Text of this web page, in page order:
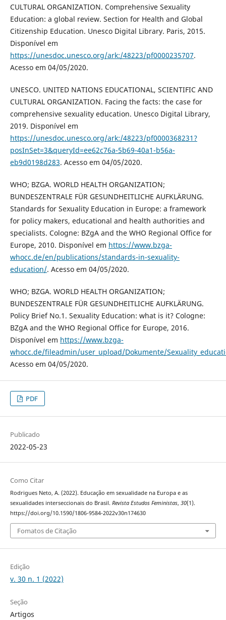
CULTURAL ORGANIZATION. Comprehensive Sexuality
Education: a global review. Section for Health and Global
Citizenship Education. Unesco Digital Library. Paris, 2015.
Disponível em
https://unesdoc.unesco.org/ark:/48223/pf0000235707.
Acesso em 04/05/2020.
UNESCO. UNITED NATIONS EDUCATIONAL, SCIENTIFIC AND
CULTURAL ORGANIZATION. Facing the facts: the case for
comprehensive sexuality education. Unesco Digital Library,
2019. Disponível em
https://unesdoc.unesco.org/ark:/48223/pf0000368231?
posInSet=3&queryId=ee62c76a-5b69-40a1-b56a-
eb9d0198d283. Acesso em 04/05/2020.
WHO; BZGA. WORLD HEALTH ORGANIZATION;
BUNDESZENTRALE FÜR GESUNDHEITLICHE AUFKLÄRUNG.
Standards for Sexuality Education in Europe: a framework
for policy makers, educational and health authorities and
specialists. Cologne: BZgA and the WHO Regional Office for
Europe, 2010. Disponível em https://www.bzga-
whocc.de/en/publications/standards-in-sexuality-
education/. Acesso em 04/05/2020.
WHO; BZGA. WORLD HEALTH ORGANIZATION;
BUNDESZENTRALE FÜR GESUNDHEITLICHE AUFKLÄRUNG.
Policy Brief No.1. Sexuality Education: what is it? Cologne:
BZgA and the WHO Regional Office for Europe, 2016.
Disponível em https://www.bzga-
whocc.de/fileadmin/user_upload/Dokumente/
Acesso em 04/05/2020.
PDF
Publicado
2022-05-23
Como Citar
Rodrigues Neto, A. (2022). Educação em sexualidade na Europa e as
sexualidades interseccionais do Brasil. Revista Estudos Feministas, 30(1).
https://doi.org/10.1590/1806-9584-2022v30n174630
Fomatos de Citação
Edição
v. 30 n. 1 (2022)
Seção
Artigos